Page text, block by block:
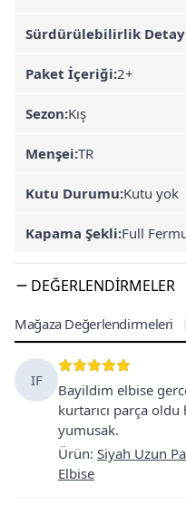
Sürdürülebilirlik
Paket İçeriği:2+
Sezon:Kış
Menşei:TR
Kutu Durumu:Kutu yok
Kapama Şekli:Full
DEĞERLENDIRMELER
Mağaza Değerlendirmeleri
IF
Bayildim elbise
kurtarıcı parça
yumusak.
Ürün: Siyah Uzun
Elbise